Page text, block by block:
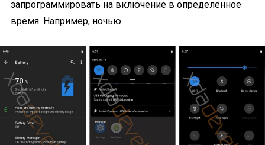
запрограммировать на включение в определённое
время. Например, ночью.